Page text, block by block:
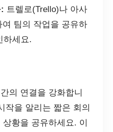
트렐로(Trello)나 아사
팀의 작업을 공유하
하세요.
의 연결을 강화합니
작을 알리는 짧은 회의
황을 공유하세요. 이